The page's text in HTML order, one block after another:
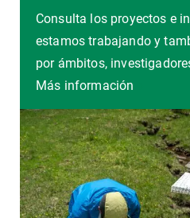
Consulta los proyectos e
estamos trabajando y
por ámbitos,
Más información